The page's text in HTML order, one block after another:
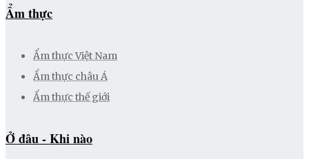
Ẩm thực
Ẩm thực Việt Nam
Ẩm thực châu Á
Ẩm thực thế giới
Ở đâu - Khi nào